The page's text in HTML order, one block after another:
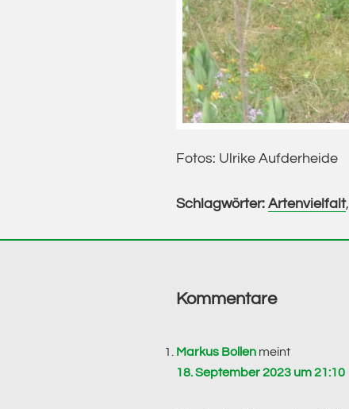
Fotos: Ulrike Aufderheide
Schlagwörter: Artenvielfalt,
Kommentare
Markus Bollen meint
18. September 2023 um 21:10